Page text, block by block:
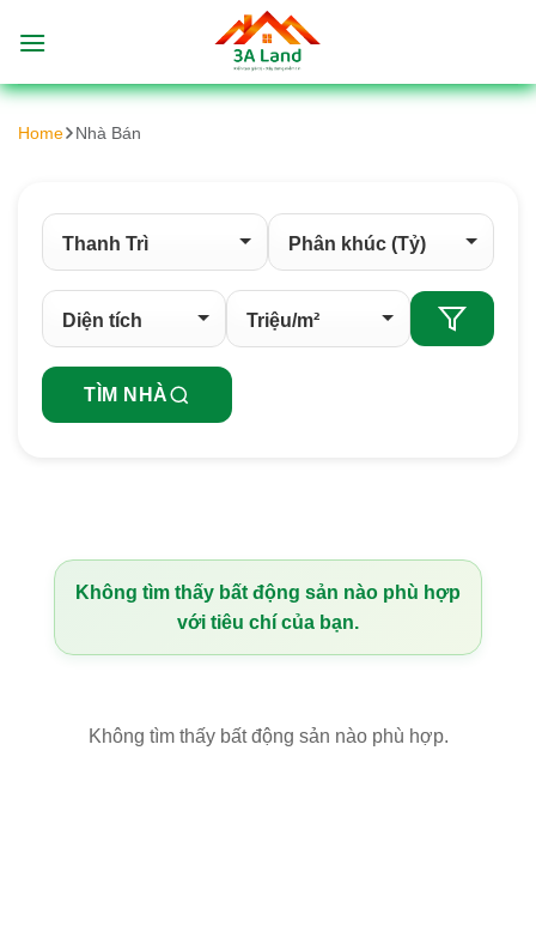
qua
dung
Home Nhà Bán
TÌM NHÀ
Không tìm thấy bất động sản nào phù hợp
với tiêu chí của bạn.
Không tìm thấy bất động sản nào phù hợp.